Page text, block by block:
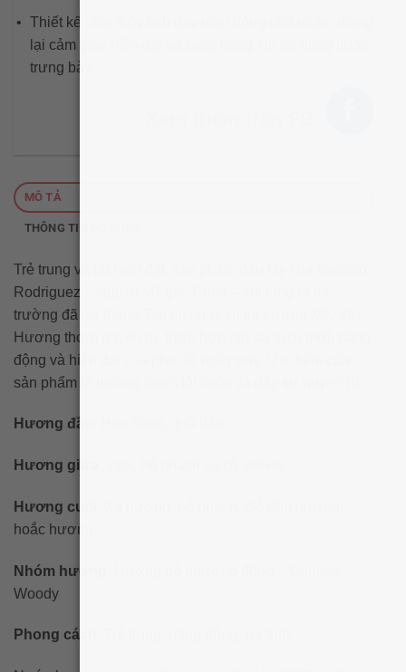
Thiết kế chai thủy tinh dày màu hồng nhã nhặn, mang
lại cảm giác hiện đại và sang trọng khi sử dụng hoặc
trưng bày.
MÔ TẢ
THÔNG TIN BỔ SUNG
Trẻ trung và rất hiện đại, sản phẩm đầu tay của Narciso
Rodriguez – Người Mỹ gốc Cuba – khi tung ra thị
trường đã trở thành Top hit ngay tại thị trường Mỹ. Với
Hương thơm quyến rũ, thích hợp cới sự tươi mới, năng
động và hiện đại của phụ nữ ngày nay. Ưu điểm của
sản phẩm là hương thơm lôi cuốn và đầy sự quyến rũ.
Hương đầu
Hương giữa
Hương cuối
hoắc hương.
Nhóm hương
Woody
Phong cách